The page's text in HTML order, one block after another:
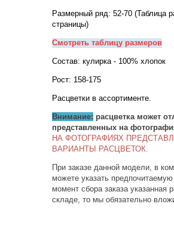
Размерный ряд: 52-70 (Таблица
страницы)
Смотреть таблицу размеров
Состав: кулирка - 100% хлопок
Рост: 158-175
Расцветки в ассортименте.
Внимание: расцветка может
представленных на
НА ФОТОГРАФИЯХ
ВАРИАНТЫ РАСЦВЕТОК.
При заказе данной модели, в
можете указать
момент сбора заказа указанная
складе, то мы обязательно